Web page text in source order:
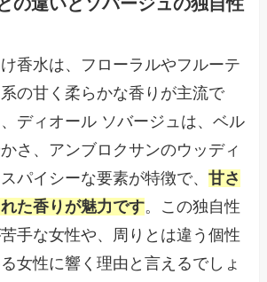
香水は、フローラルやフルーテ
の甘く柔らかな香りが主流で
ディオール ソバージュは、ベル
さ、アンブロクサンのウッディ
パイシーな要素が特徴で、甘さ
た香りが魅力です。この独自性
手な女性や、周りとは違う個性
女性に響く理由と言えるでしょ